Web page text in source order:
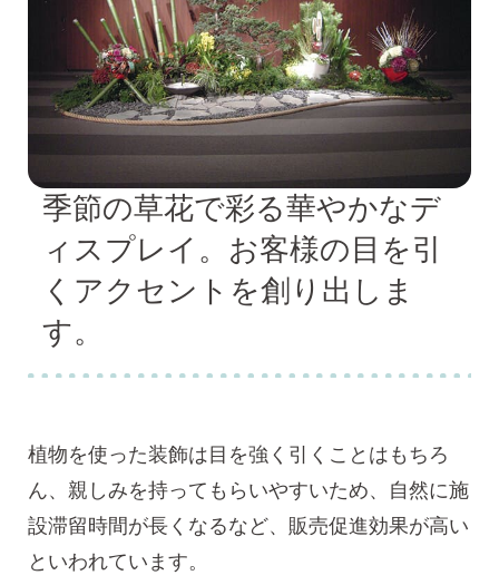
季節の草花で彩る華やかなデ
ィスプレイ。お客様の目を引
くアクセントを創り出しま
す。
植物を使った装飾は目を強く引くことはもちろ
ん、親しみを持ってもらいやすいため、自然に施
設滞留時間が長くなるなど、販売促進効果が高い
といわれています。